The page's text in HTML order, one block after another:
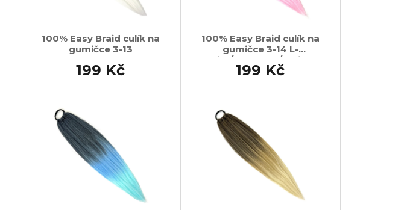
100% Easy Braid culík na
gumičce 3-13
199 Kč
100% Easy Braid culík na
gumičce 3-14 L-
Mint/Lavender/L-Pink
199 Kč